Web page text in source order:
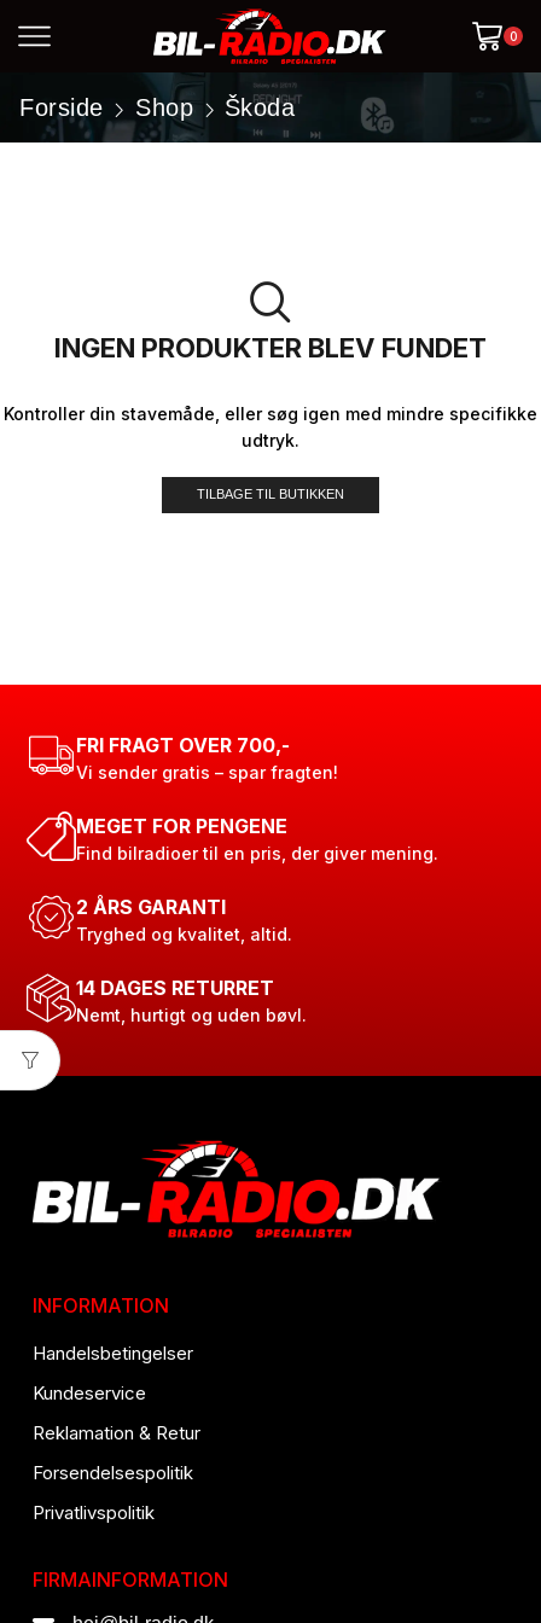
0
Forside Shop Škoda
INGEN PRODUKTER BLEV FUNDET
Kontroller din stavemåde, eller søg igen med mindre specifikke
udtryk.
TILBAGE TIL BUTIKKEN
FRI FRAGT OVER 700,-
Vi sender gratis – spar fragten!
MEGET FOR PENGENE
Find bilradioer til en pris, der giver mening.
2 ÅRS GARANTI
Tryghed og kvalitet, altid.
14 DAGES RETURRET
Nemt, hurtigt og uden bøvl.
INFORMATION
Handelsbetingelser
Kundeservice
Reklamation & Retur
Forsendelsespolitik
Privatlivspolitik
FIRMAINFORMATION